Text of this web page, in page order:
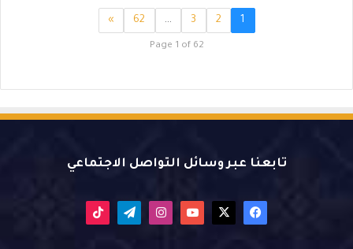
1
2
3
…
62
»
Page 1 of 62
تابعنا عبر وسائل التواصل الاجتماعي
فيسبوك يوتيوب انستقرام تيلقرام